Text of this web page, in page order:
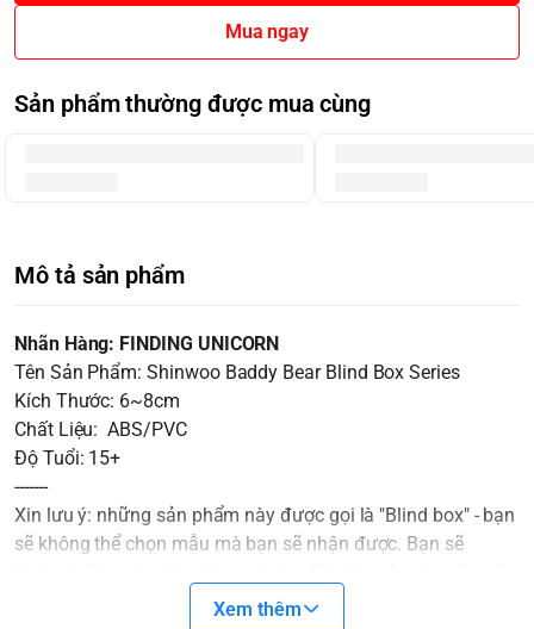
Mua ngay
Sản phẩm thường được mua cùng
Mô tả sản phẩm
Nhãn Hàng: FINDING UNICORN
Tên Sản Phẩm: Shinwoo Baddy Bear Blind Box Series
Kích Thước: 6~8cm
Chất Liệu: ABS/PVC
Độ Tuổi: 15+
-------
Xin lưu ý: những sản phẩm này được gọi là "Blind box" - bạn
sẽ không thể chọn mẫu mà bạn sẽ nhận được. Bạn sẽ
ngờ sẽ là một gia vị không thể thiếu cho cuộc chơi thêm thú
Xem thêm